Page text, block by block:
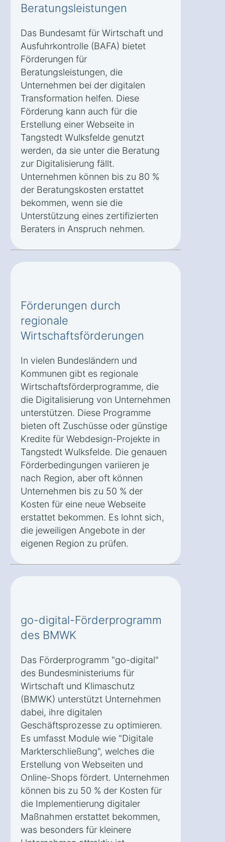
Beratungsleistungen
Das Bundesamt für Wirtschaft und
Ausfuhrkontrolle (BAFA) bietet
Förderungen für
Beratungsleistungen, die
Unternehmen bei der digitalen
Transformation helfen. Diese
Förderung kann auch für die
Erstellung einer Webseite in
Tangstedt Wulksfelde genutzt
werden, da sie unter die Beratung
zur Digitalisierung fällt.
Unternehmen können bis zu 80 %
der Beratungskosten erstattet
bekommen, wenn sie die
Unterstützung eines zertifizierten
Beraters in Anspruch nehmen.
Förderungen durch
regionale
Wirtschaftsförderungen
In vielen Bundesländern und
Kommunen gibt es regionale
Wirtschaftsförderprogramme, die
die Digitalisierung von Unternehmen
unterstützen. Diese Programme
bieten oft Zuschüsse oder günstige
Kredite für Webdesign-Projekte in
Tangstedt Wulksfelde. Die genauen
Förderbedingungen variieren je
nach Region, aber oft können
Unternehmen bis zu 50 % der
Kosten für eine neue Webseite
erstattet bekommen. Es lohnt sich,
die jeweiligen Angebote in der
eigenen Region zu prüfen.
go-digital-Förderprogramm
des BMWK
Das Förderprogramm "go-digital"
des Bundesministeriums für
Wirtschaft und Klimaschutz
(BMWK) unterstützt Unternehmen
dabei, ihre digitalen
Geschäftsprozesse zu optimieren.
Es umfasst Module wie "Digitale
Markterschließung", welches die
Erstellung von Webseiten und
Online-Shops fördert. Unternehmen
können bis zu 50 % der Kosten für
die Implementierung digitaler
Maßnahmen erstattet bekommen,
was besonders für kleinere